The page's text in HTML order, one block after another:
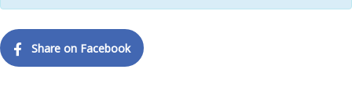
Share on Facebook